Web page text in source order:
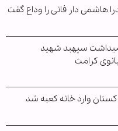
هاشمی دار فانی را وداع گفت
سپهبد شهید
کرامت
وارد خانه کعبه شد